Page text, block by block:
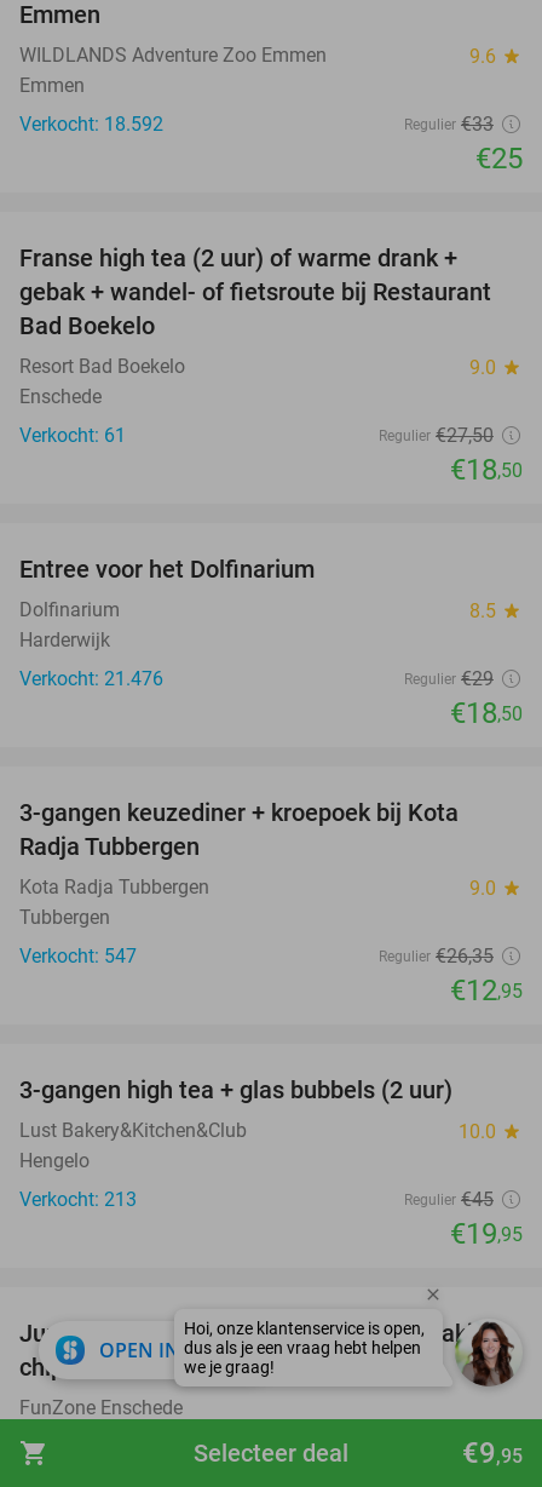
shopping_cart €9,95
Selecteer deal
Emmen
WILDLANDS Adventure Zoo Emmen 9.6 star
Emmen
Verkocht: 18.592
Regulier €33
€25
Franse high tea (2 uur) of warme drank +
gebak + wandel- of fietsroute bij Restaurant
Bad Boekelo
Resort Bad Boekelo 9.0 star
Enschede
Verkocht: 61
Regulier €27,50
€18,50
Entree voor het Dolfinarium
Dolfinarium 8.5 star
Harderwijk
Verkocht: 21.476
Regulier €29
€18,50
3-gangen keuzediner + kroepoek bij Kota
Radja Tubbergen
Kota Radja Tubbergen 9.0 star
Tubbergen
Verkocht: 547
Regulier €26,35
€12,95
3-gangen high tea + glas bubbels (2 uur)
Lust Bakery&Kitchen&Club 10.0 star
Hengelo
Verkocht: 213
Regulier €45
€19,95
48%
Jumpen (1,5 of 2 uur) + jumpsokken + zakje
chips + evt. slush
FunZone Enschede
Enschede
OPEN IN APP close